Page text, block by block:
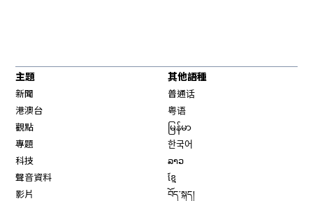
主題
新聞
港澳台
觀點
專題
科技
聲音資料
影片
其他語種
普通话
粤语
မြန်မာ
한국어
ລາວ
ខ្មែ
བོད་སྐད།